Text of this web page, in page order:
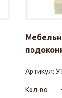
Артикул:
Кол-во